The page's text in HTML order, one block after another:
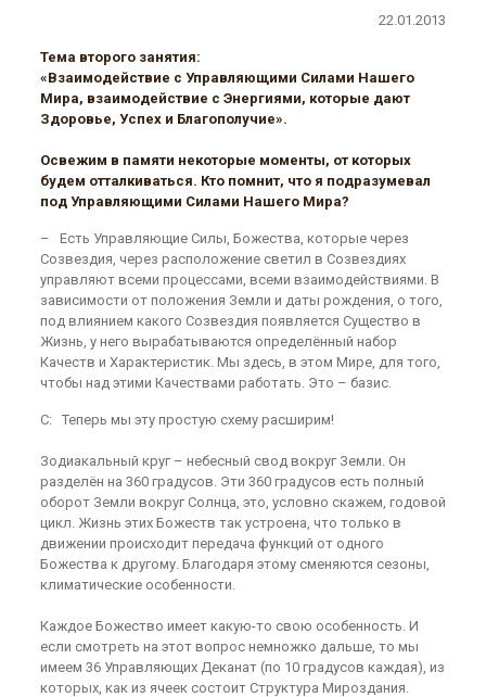
22.01.2013
Тема второго занятия:
«Взаимодействие с Управляющими Силами Нашего
Мира, взаимодействие с Энергиями, которые дают
Здоровье, Успех и Благополучие».
Освежим в памяти некоторые моменты, от которых
будем отталкиваться. Кто помнит, что я подразумевал
под Управляющими Силами Нашего Мира?
– Есть Управляющие Силы, Божества, которые через
Созвездия, через расположение светил в Созвездиях
управляют всеми процессами, всеми взаимодействиями. В
зависимости от положения Земли и даты рождения, о того,
под влиянием какого Созвездия появляется Существо в
Жизнь, у него вырабатываются определённый набор
Качеств и Характеристик. Мы здесь, в этом Мире, для того,
чтобы над этими Качествами работать. Это – базис.
С: Теперь мы эту простую схему расширим!
Зодиакальный круг – небесный свод вокруг Земли. Он
разделён на 360 градусов. Эти 360 градусов есть полный
оборот Земли вокруг Солнца, это, условно скажем, годовой
цикл. Жизнь этих Божеств так устроена, что только в
движении происходит передача функций от одного
Божества к другому. Благодаря этому сменяются сезоны,
климатические особенности.
Каждое Божество имеет какую-то свою особенность. И
если смотреть на этот вопрос немножко дальше, то мы
имеем 36 Управляющих Деканат (по 10 градусов каждая), из
которых, как из ячеек состоит Структура Мироздания.